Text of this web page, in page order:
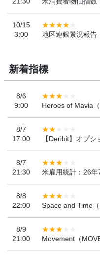
10/15
3:00
地区連銀景況報告
新着指標
8/6
9:00
Heroes of Mavia
8/7
17:00
【Deribit】オプ
8/7
21:30
米雇用統計：26年
8/8
22:00
Space and Time
8/9
21:00
Movement（